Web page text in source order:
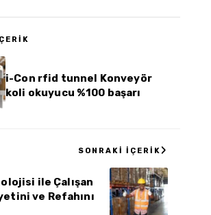
i-Con rfid tunnel Konveyör
koli okuyucu %100 başarı
SONRAKI İÇERIK ›
ile Çalışan
ve Refahını